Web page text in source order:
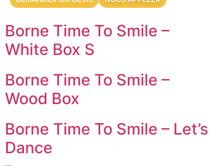
Borne Time To Smile –
White Box S
Borne Time To Smile –
Wood Box
Borne Time To Smile – Let’s
Dance